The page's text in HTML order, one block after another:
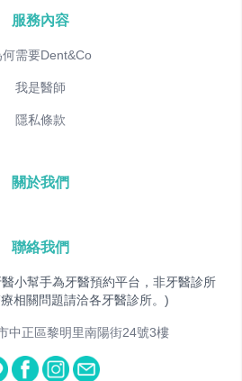
服務內容
何需要Dent&Co
我是醫師
隱私條款
關於我們
聯絡我們
小幫手為牙醫預約平台，非牙醫診所
相關問題請洽各牙醫診所。)
中正區黎明里南陽街24號3樓